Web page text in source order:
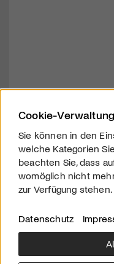
Cookie-Verwaltung
Sie können in den
welche Kategorien
beachten Sie, dass
womöglich nicht
zur Verfügung stehen.
Datenschutz